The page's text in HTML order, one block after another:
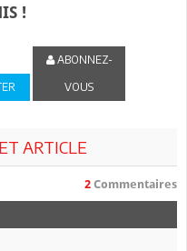
!
ABONNEZ-
VOUS
ARTICLE
2 Commentaires